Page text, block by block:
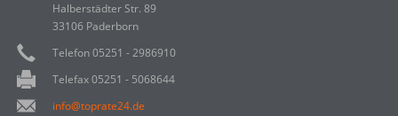
Halberstädter Str. 89
33106 Paderborn
Telefon 05251 - 2986910
Telefax 05251 - 5068644
info@toprate24.de